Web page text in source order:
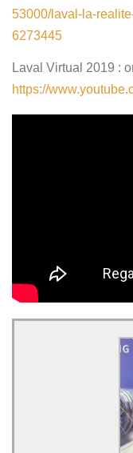
53000/laval-la-
6273445
Laval Virtual 2019 :
https://